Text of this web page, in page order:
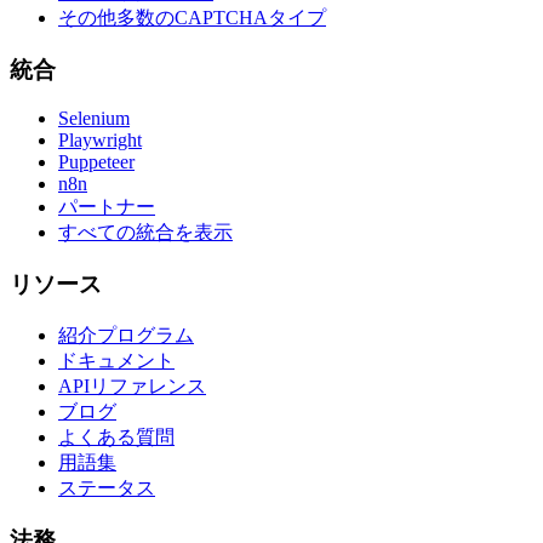
その他多数のCAPTCHAタイプ
統合
Selenium
Playwright
Puppeteer
n8n
パートナー
すべての統合を表示
リソース
紹介プログラム
ドキュメント
APIリファレンス
ブログ
よくある質問
用語集
ステータス